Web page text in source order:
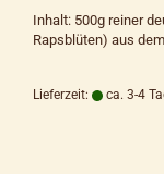
Inhalt: 500g reiner
Rapsblüten) aus
Lieferzeit: ca. 3-4